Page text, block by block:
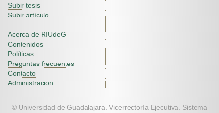
Subir tesis
Subir artículo
Acerca de RIUdeG
Contenidos
Políticas
Preguntas frecuentes
Contacto
Administración
© Universidad de Guadalajara. Vicerrectoría Ejecutiva. Sistema